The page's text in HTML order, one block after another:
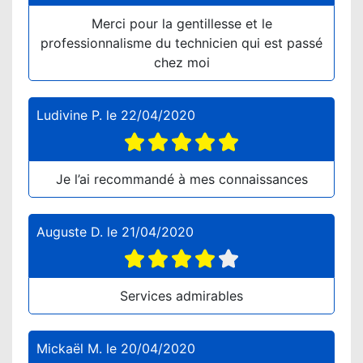
Merci pour la gentillesse et le
professionnalisme du technicien qui est passé
chez moi
Ludivine P. le 22/04/2020
Je l’ai recommandé à mes connaissances
Auguste D. le 21/04/2020
Services admirables
Mickaël M. le 20/04/2020